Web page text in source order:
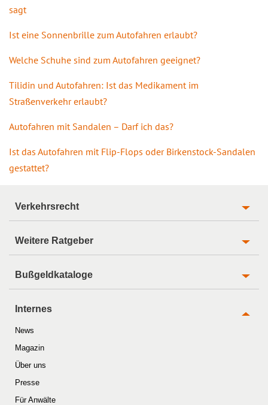
sagt
Ist eine Sonnenbrille zum Autofahren erlaubt?
Welche Schuhe sind zum Autofahren geeignet?
Tilidin und Autofahren: Ist das Medikament im
Straßenverkehr erlaubt?
Autofahren mit Sandalen – Darf ich das?
Ist das Autofahren mit Flip-Flops oder Birkenstock-Sandalen
gestattet?
Verkehrsrecht
Weitere Ratgeber
Bußgeldkataloge
Internes
News
Magazin
Über uns
Presse
Für Anwälte